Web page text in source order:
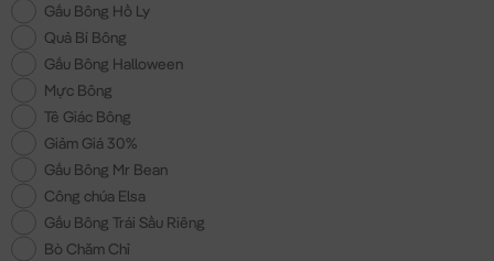
Gấu Bông Hồ Ly
Quả Bí Bông
Gấu Bông Halloween
Mực Bông
Tê Giác Bông
Giảm Giá 30%
Gấu Bông Mr Bean
Công chúa Elsa
Gấu Bông Trái Sầu Riêng
Bò Chăm Chỉ